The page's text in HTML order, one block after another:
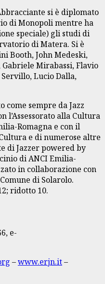
si è diplomato
di Monopoli mentre ha
speciale) gli studi di
di Matera. Si è
Booth, John Medeski,
Mirabassi, Flavio
Lucio Dalla,
come sempre da Jazz
l’Assessorato alla Cultura
Romagna e con il
e di numerose altre
di Jazzer powered by
di ANCI Emilia-
in collaborazione con
di Solarolo.
ridotto 10.
e-
–www.erjn.it–